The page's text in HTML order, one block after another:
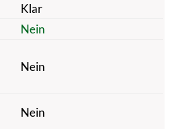
Klar
Nein
Nein
Nein